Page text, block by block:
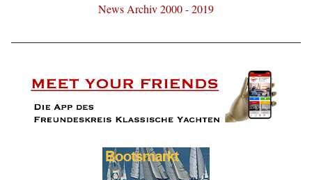
News Archiv 2000 - 2019